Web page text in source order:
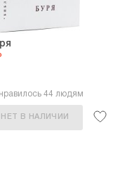
44 людям
НЕТ В НАЛИЧИИ